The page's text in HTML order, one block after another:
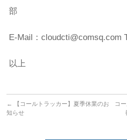
部
E-Mail：cloudcti@comsq.com
以上
←
【コールトラッカー】夏季休業のお
知らせ
コ